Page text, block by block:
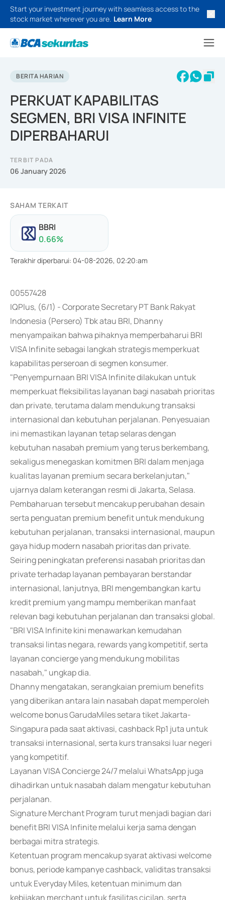
Start your investment journey with seamless access to the
stock market wherever you are. Learn More
BERITA HARIAN
PERKUAT KAPABILITAS
SEGMEN, BRI VISA INFINITE
DIPERBAHARUI
TERBIT PADA
06 January 2026
SAHAM TERKAIT
BBRI
0.66%
Terakhir diperbarui: 04-08-2026, 02:20:am
00557428
IQPlus, (6/1) - Corporate Secretary PT Bank Rakyat
Indonesia (Persero) Tbk atau BRI, Dhanny
menyampaikan bahwa pihaknya memperbaharui BRI
VISA Infinite sebagai langkah strategis memperkuat
kapabilitas perseroan di segmen konsumer.
"Penyempurnaan BRI VISA Infinite dilakukan untuk
memperkuat fleksibilitas layanan bagi nasabah prioritas
dan private, terutama dalam mendukung transaksi
internasional dan kebutuhan perjalanan. Penyesuaian
ini memastikan layanan tetap selaras dengan
kebutuhan nasabah premium yang terus berkembang,
sekaligus menegaskan komitmen BRI dalam menjaga
kualitas layanan premium secara berkelanjutan,"
ujarnya dalam keterangan resmi di Jakarta, Selasa.
Pembaharuan tersebut mencakup perubahan desain
serta penguatan premium benefit untuk mendukung
kebutuhan perjalanan, transaksi internasional, maupun
gaya hidup modern nasabah prioritas dan private.
Seiring peningkatan preferensi nasabah prioritas dan
private terhadap layanan pembayaran berstandar
internasional, lanjutnya, BRI mengembangkan kartu
kredit premium yang mampu memberikan manfaat
relevan bagi kebutuhan perjalanan dan transaksi global.
"BRI VISA Infinite kini menawarkan kemudahan
transaksi lintas negara, rewards yang kompetitif, serta
layanan concierge yang mendukung mobilitas
nasabah," ungkap dia.
Dhanny mengatakan, serangkaian premium benefits
yang diberikan antara lain nasabah dapat memperoleh
welcome bonus GarudaMiles setara tiket Jakarta-
Singapura pada saat aktivasi, cashback Rp1 juta untuk
transaksi internasional, serta kurs transaksi luar negeri
yang kompetitif.
Layanan VISA Concierge 24/7 melalui WhatsApp juga
dihadirkan untuk nasabah dalam mengatur kebutuhan
perjalanan.
Signature Merchant Program turut menjadi bagian dari
benefit BRI VISA Infinite melalui kerja sama dengan
berbagai mitra strategis.
Ketentuan program mencakup syarat aktivasi welcome
bonus, periode kampanye cashback, validitas transaksi
untuk Everyday Miles, ketentuan minimum dan
kebijakan merchant untuk fasilitas cicilan, serta